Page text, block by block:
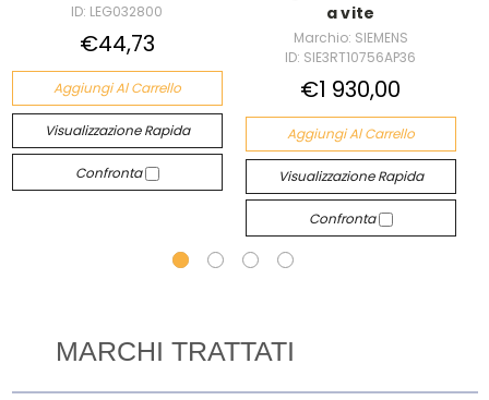
ID: LEG032800
€44,73
Aggiungi Al Carrello
Visualizzazione Rapida
Confronta
a vite
Marchio: SIEMENS
ID: SIE3RT10756AP36
€1 930,00
Aggiungi Al Carrello
Visualizzazione Rapida
Confronta
MARCHI TRATTATI